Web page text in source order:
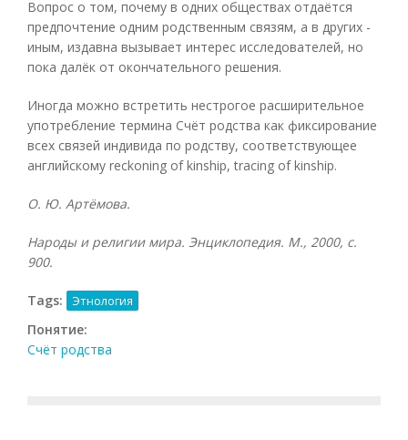
Вопрос о том, почему в одних обществах отдаётся
предпочтение одним родственным связям, а в других -
иным, издавна вызывает интерес исследователей, но
пока далёк от окончательного решения.
Иногда можно встретить нестрогое расширительное
употребление термина Счёт родства как фиксирование
всех связей индивида по родству, соответствующее
английскому reckoning of kinship, tracing of kinship.
О. Ю. Артёмова.
Народы и религии мира. Энциклопедия. М., 2000, с.
900.
Tags: Этнология
Понятие:
Счёт родства